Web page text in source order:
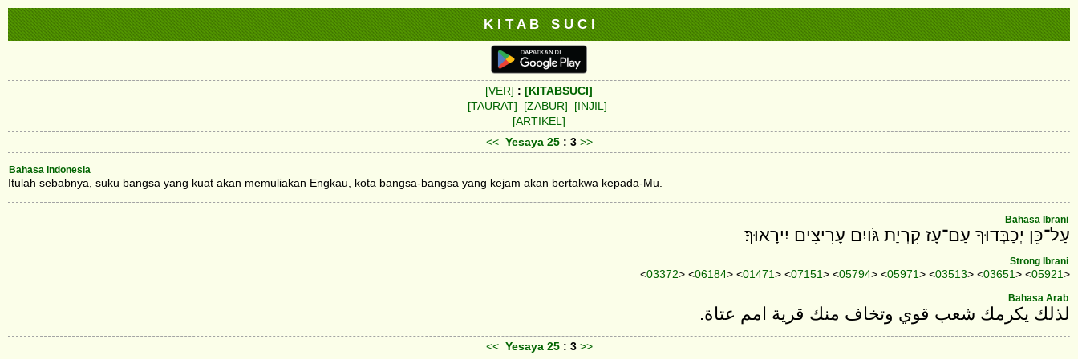
K I T A B S U C I
[VER] : [KITABSUCI]
[TAURAT]
[ZABUR]
[INJIL]
[ARTIKEL]
<< Yesaya 25 : 3 >>
Bahasa Indonesia
Itulah sebabnya, suku bangsa yang kuat akan memuliakan Engkau, kota bangsa-bangsa yang kejam akan bertakwa kepada-Mu.
Bahasa Ibrani
עַל־כֵּן יְכַבְּדוּךָ עַם־עָז קִרְיַת גֹּויִם עָרִיצִים יִירָאוּךָ׃
Strong Ibrani
<03372> <06184> <01471> <07151> <05794> <05971> <03513> <03651> <05921>
Bahasa Arab
لذلك يكرمك شعب قوي وتخاف منك قرية امم عتاة.
<< Yesaya 25 : 3 >>